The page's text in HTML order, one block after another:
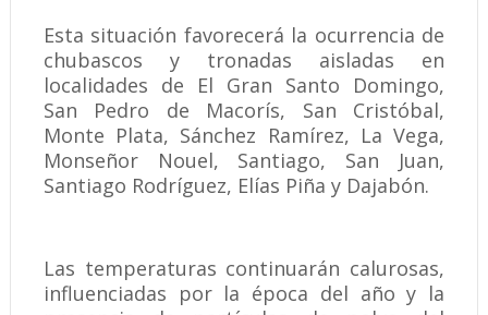
Esta situación favorecerá la ocurrencia de
chubascos y tronadas aisladas en
localidades de El Gran Santo Domingo,
San Pedro de Macorís, San Cristóbal,
Monte Plata, Sánchez Ramírez, La Vega,
Monseñor Nouel, Santiago, San Juan,
Santiago Rodríguez, Elías Piña y Dajabón.
Las temperaturas continuarán calurosas,
influenciadas por la época del año y la